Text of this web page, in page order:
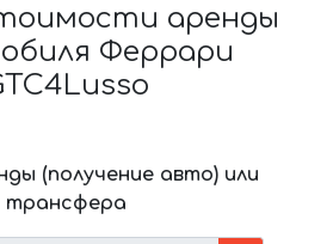
аренды
Феррари
(получение авто) или
трансфера